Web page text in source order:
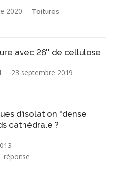
2020 Toitures
avec 26'' de cellulose
23 septembre 2019
d'isolation "dense
cathédrale ?
réponse